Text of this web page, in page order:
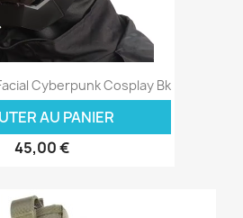
Cyberpunk Cosplay Bk
AU PANIER
45,00 €